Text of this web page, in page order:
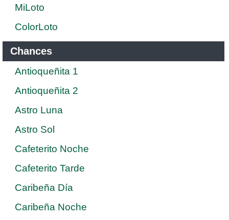
MiLoto
ColorLoto
Chances
Antioqueñita 1
Antioqueñita 2
Astro Luna
Astro Sol
Cafeterito Noche
Cafeterito Tarde
Caribeña Día
Caribeña Noche